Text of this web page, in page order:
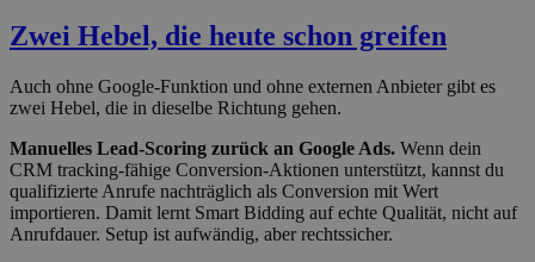
Zwei Hebel, die heute schon greifen
Auch ohne Google-Funktion und ohne externen Anbieter gibt es
zwei Hebel, die in dieselbe Richtung gehen.
Manuelles Lead-Scoring zurück an Google Ads. Wenn dein
CRM tracking-fähige Conversion-Aktionen unterstützt, kannst du
qualifizierte Anrufe nachträglich als Conversion mit Wert
importieren. Damit lernt Smart Bidding auf echte Qualität, nicht auf
Anrufdauer. Setup ist aufwändig, aber rechtssicher.